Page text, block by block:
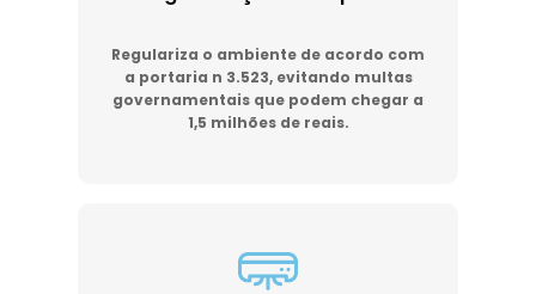
Regulariza o ambiente de acordo com
a portaria n 3.523, evitando multas
governamentais que podem chegar a
1,5 milhões de reais.